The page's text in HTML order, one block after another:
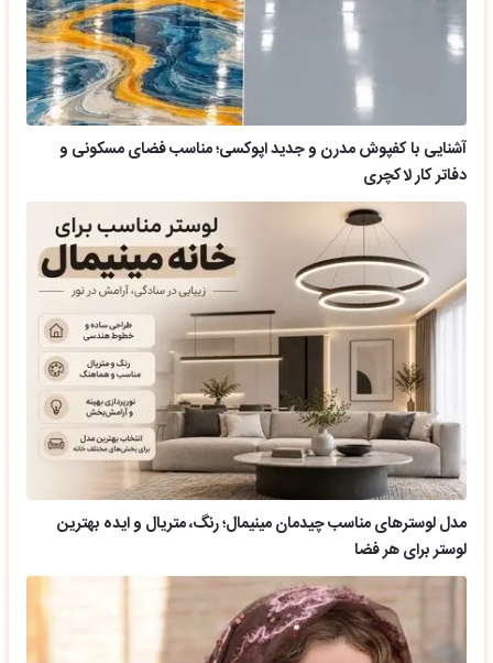
آشنایی با کفپوش مدرن و جدید اپوکسی؛ مناسب فضای مسکونی و
دفاتر کار لاکچری
مدل لوسترهای مناسب چیدمان مینیمال؛ رنگ، متریال و ایده بهترین
لوستر برای هر فضا